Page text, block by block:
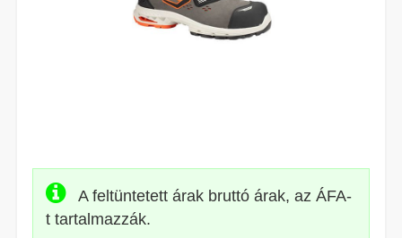
A feltüntetett árak bruttó árak, az ÁFA-
t tartalmazzák.